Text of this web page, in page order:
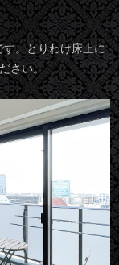
す。とりわけ床上に
さい。